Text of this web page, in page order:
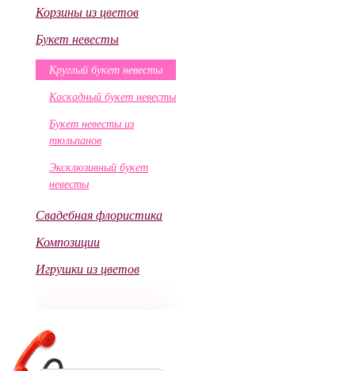
Корзины из цветов
Букет невесты
Круглый букет невесты
Каскадный букет невесты
Букет невесты из
тюльпанов
Эксклюзивный букет
невесты
Свадебная флористика
Композиции
Игрушки из цветов